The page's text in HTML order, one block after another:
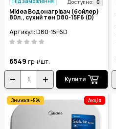
Доступно: 0
Midea Водонагрівач (бойлер)
80л., сухий тен D80-15F6 (D)
Артикул: D80-15F6D
6549 грн/шт.
Купити
Акція
Знижка -5%